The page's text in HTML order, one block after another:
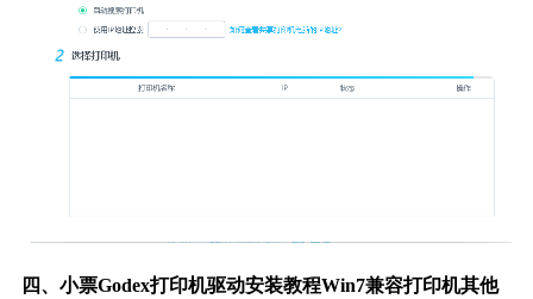
四、小票Godex打印机驱动安装教程Win7兼容打印机其他